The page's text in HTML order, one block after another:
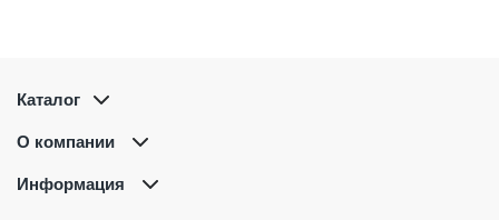
Каталог
О компании
Информация